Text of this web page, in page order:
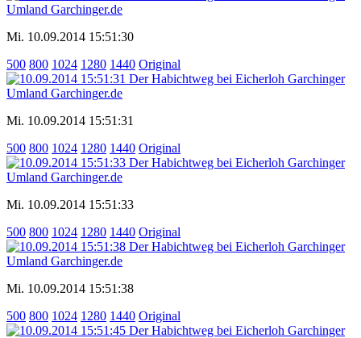
Mi. 10.09.2014 15:51:30
500 800 1024 1280 1440 Original
Mi. 10.09.2014 15:51:31
500 800 1024 1280 1440 Original
Mi. 10.09.2014 15:51:33
500 800 1024 1280 1440 Original
Mi. 10.09.2014 15:51:38
500 800 1024 1280 1440 Original